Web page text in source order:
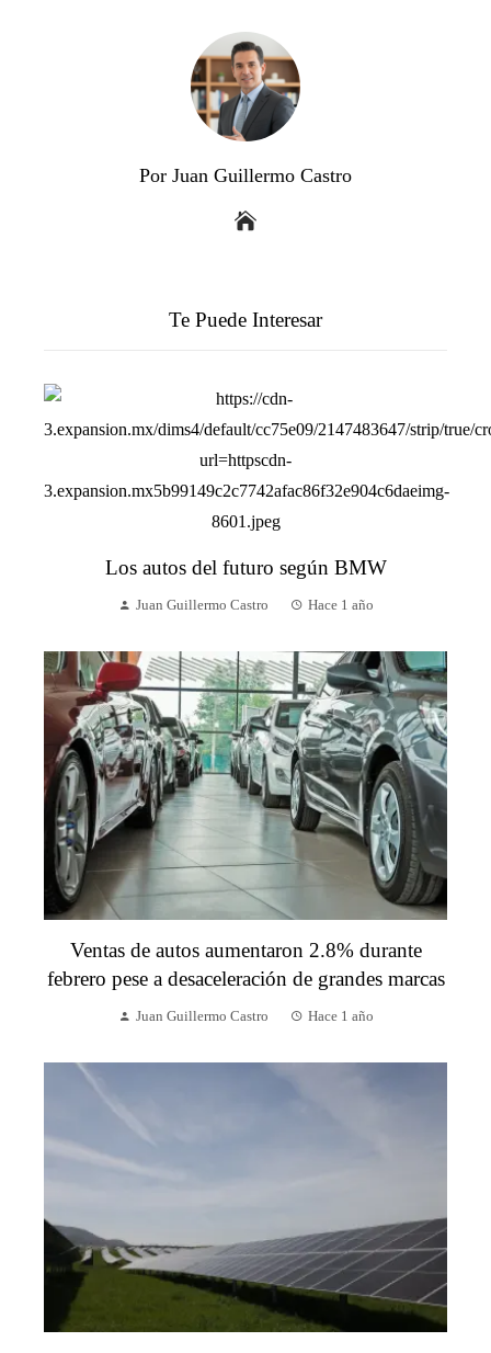
Por Juan Guillermo Castro
Te Puede Interesar
Los autos del futuro según BMW
Juan Guillermo Castro Hace 1 año
Ventas de autos aumentaron 2.8% durante
febrero pese a desaceleración de grandes marcas
Juan Guillermo Castro Hace 1 año